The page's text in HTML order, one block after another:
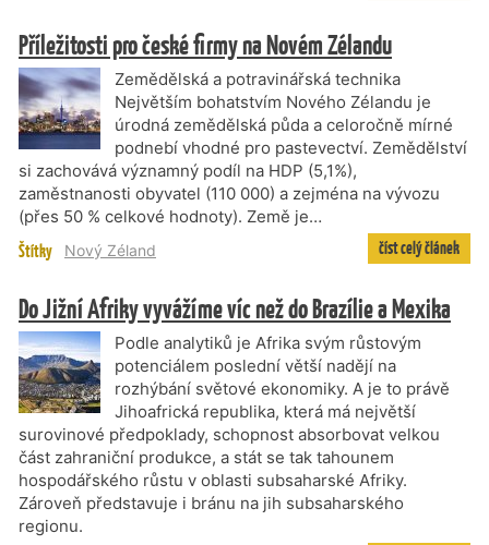
Příležitosti pro české firmy na Novém Zélandu
Zemědělská a potravinářská technika
Největším bohatstvím Nového Zélandu je
úrodná zemědělská půda a celoročně mírné
podnebí vhodné pro pastevectví. Zemědělství
si zachovává významný podíl na HDP (5,1%),
zaměstnanosti obyvatel (110 000) a zejména na vývozu
(přes 50 % celkové hodnoty). Země je…
Štítky Nový Zéland číst celý článek
Do Jižní Afriky vyvážíme víc než do Brazílie a Mexika
Podle analytiků je Afrika svým růstovým
potenciálem poslední větší nadějí na
rozhýbání světové ekonomiky. A je to právě
Jihoafrická republika, která má největší
surovinové předpoklady, schopnost absorbovat velkou
část zahraniční produkce, a stát se tak tahounem
hospodářského růstu v oblasti subsaharské Afriky.
Zároveň představuje i bránu na jih subsaharského
regionu.